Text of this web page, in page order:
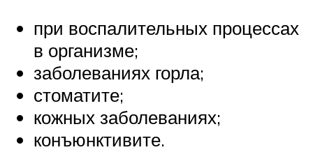
при воспалительных процессах
в организме;
заболеваниях горла;
стоматите;
кожных заболеваниях;
конъюнктивите.